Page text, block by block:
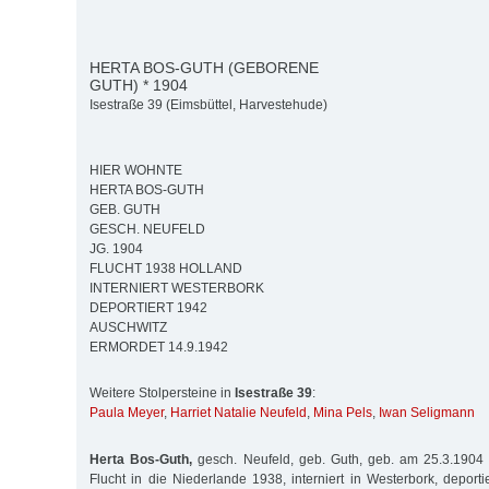
HERTA BOS-GUTH (GEBORENE
GUTH) * 1904
Isestraße 39 (Eimsbüttel, Harvestehude)
HIER WOHNTE
HERTA BOS-GUTH
GEB. GUTH
GESCH. NEUFELD
JG. 1904
FLUCHT 1938 HOLLAND
INTERNIERT WESTERBORK
DEPORTIERT 1942
AUSCHWITZ
ERMORDET 14.9.1942
Weitere Stolpersteine in Isestraße 39:
Paula Meyer, Harriet Natalie Neufeld , Mina Pels, Iwan Seligmann
Herta Bos-Guth, gesch. Neufeld, geb. Guth, geb. am
Flucht in die Niederlande 1938, interniert in Westerbork,